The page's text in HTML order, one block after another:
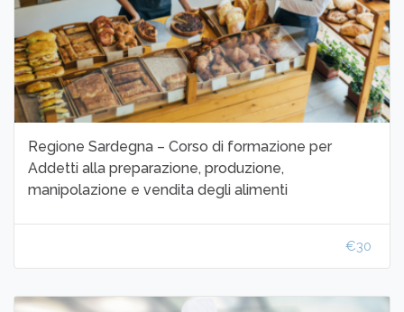
Regione Sardegna – Corso di formazione per
Addetti alla preparazione, produzione,
manipolazione e vendita degli alimenti
€30